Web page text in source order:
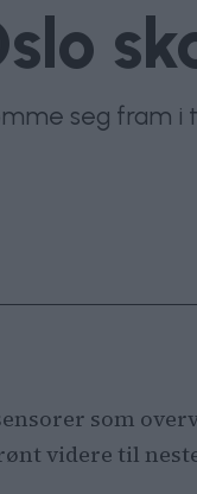
seg fram i
som
videre til